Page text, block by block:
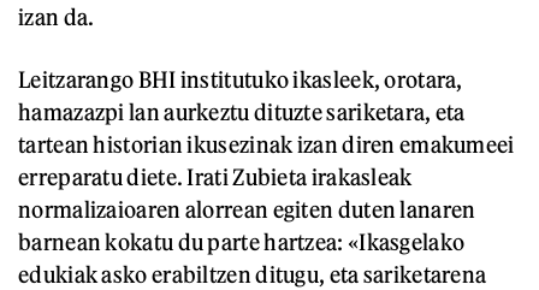
izan da.
Leitzarango BHI institutuko ikasleek, orotara,
hamazazpi lan aurkeztu dituzte sariketara, eta
tartean historian ikusezinak izan diren emakumeei
erreparatu diete. Irati Zubieta irakasleak
normalizaioaren alorrean egiten duten lanaren
barnean kokatu du parte hartzea: «Ikasgelako
edukiak asko erabiltzen ditugu, eta sariketarena